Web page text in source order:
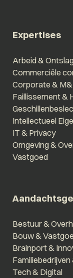
Expertises
Arbeid &
Commerciële
Corporate &
Faillissement &
Intellectueel
IT & Privacy
Omgeving &
Vastgoed
Bestuur &
Bouw &
Brainport &
Familiebedrijven
Tech & Digital